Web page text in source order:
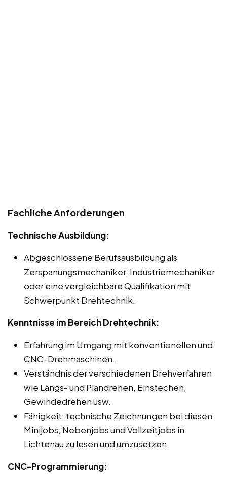
Fachliche Anforderungen
Technische Ausbildung:
Abgeschlossene Berufsausbildung als
Zerspanungsmechaniker, Industriemechaniker
oder eine vergleichbare Qualifikation mit
Schwerpunkt Drehtechnik.
Kenntnisse im Bereich Drehtechnik:
Erfahrung im Umgang mit konventionellen und
CNC-Drehmaschinen.
Verständnis der verschiedenen Drehverfahren
wie Längs- und Plandrehen, Einstechen,
Gewindedrehen usw.
Fähigkeit, technische Zeichnungen bei diesen
Minijobs, Nebenjobs und Vollzeitjobs in
Lichtenau zu lesen und umzusetzen.
CNC-Programmierung: